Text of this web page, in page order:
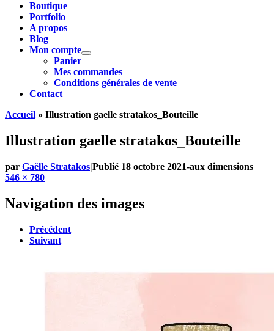
Boutique
Portfolio
A propos
Blog
Mon compte
Panier
Mes commandes
Conditions générales de vente
Contact
Accueil » Illustration gaelle stratakos_Bouteille
Illustration gaelle stratakos_Bouteille
par Gaëlle Stratakos|Publié 18 octobre 2021-aux dimensions
546 × 780
Navigation des images
Précédent
Suivant